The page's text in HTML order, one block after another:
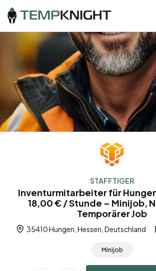
STAFFTIGER
Inventurmitarbeiter für
18,00 € / Stunde – Minijob,
Temporärer Job
35410 Hungen, Hessen, Deutschland
Minijob